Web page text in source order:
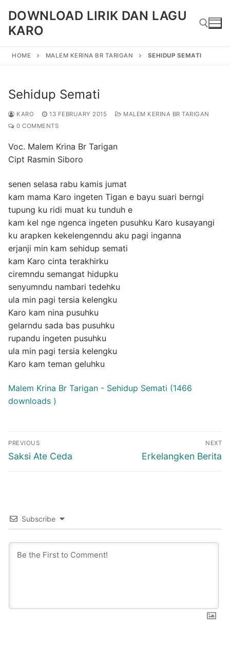
content
DOWNLOAD LIRIK DAN LAGU
KARO
HOME MALEM KERINA BR TARIGAN SEHIDUP SEMATI
Sehidup Semati
KARO 13 FEBRUARY 2015
MALEM KERINA BR TARIGAN
0 COMMENTS
Voc. Malem Krina Br Tarigan
Cipt Rasmin Siboro
senen selasa rabu kamis jumat
kam mama Karo ingeten Tigan e bayu suari berngi
tupung ku ridi muat ku tunduh e
kam kel nge ngenca ingeten pusuhku Karo kusayangi
ku arapken kekelengenndu aku pagi inganna
erjanji min kam sehidup semati
kam Karo cinta terakhirku
ciremndu semangat hidupku
senyumndu nambari tedehku
ula min pagi tersia kelengku
Karo kam nina pusuhku
gelarndu sada bas pusuhku
rupandu ingeten pusuhku
ula min pagi tersia kelengku
Karo kam teman geluhku
Malem Krina Br Tarigan - Sehidup Semati (1466
downloads )
Post
navigation
PREVIOUS
Previous
Saksi Ate Ceda
NEXT
Next
Erkelangken Berita
Subscribe